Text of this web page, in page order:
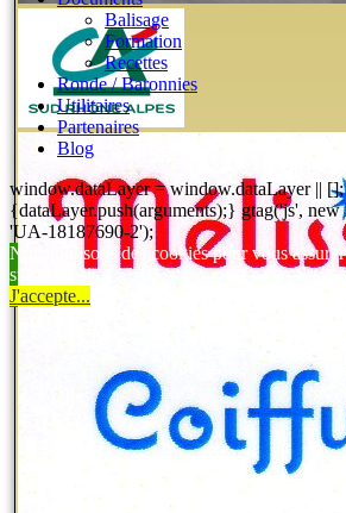
Balisage
Formation
Recettes
Ronde / Baronnies
Utilitaires
Partenaires
Blog
window.dataLayer = window.dataLayer ||
{dataLayer.push(arguments);} gtag('js',
'UA-18187690-2');
Nous utilisons des cookies pour vous
sur notre site.
J'accepte...